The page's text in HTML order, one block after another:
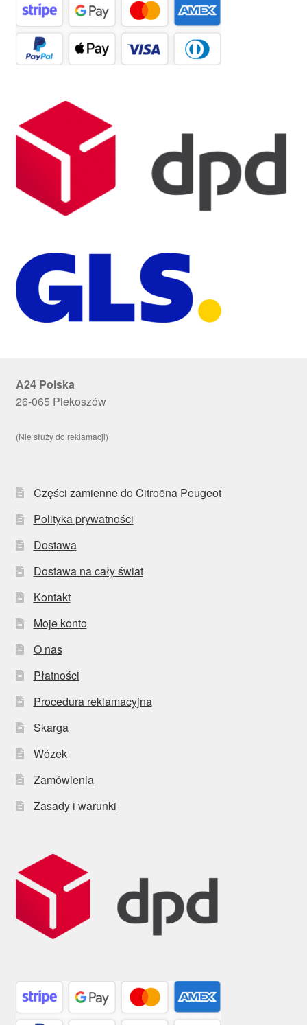
A24 Polska
26-065 Piekoszów
(Nie służy do reklamacji)
Części zamienne do Citroëna Peugeot
Polityka prywatności
Dostawa
Dostawa na cały świat
Kontakt
Moje konto
O nas
Płatności
Procedura reklamacyjna
Skarga
Wózek
Zamówienia
Zasady i warunki